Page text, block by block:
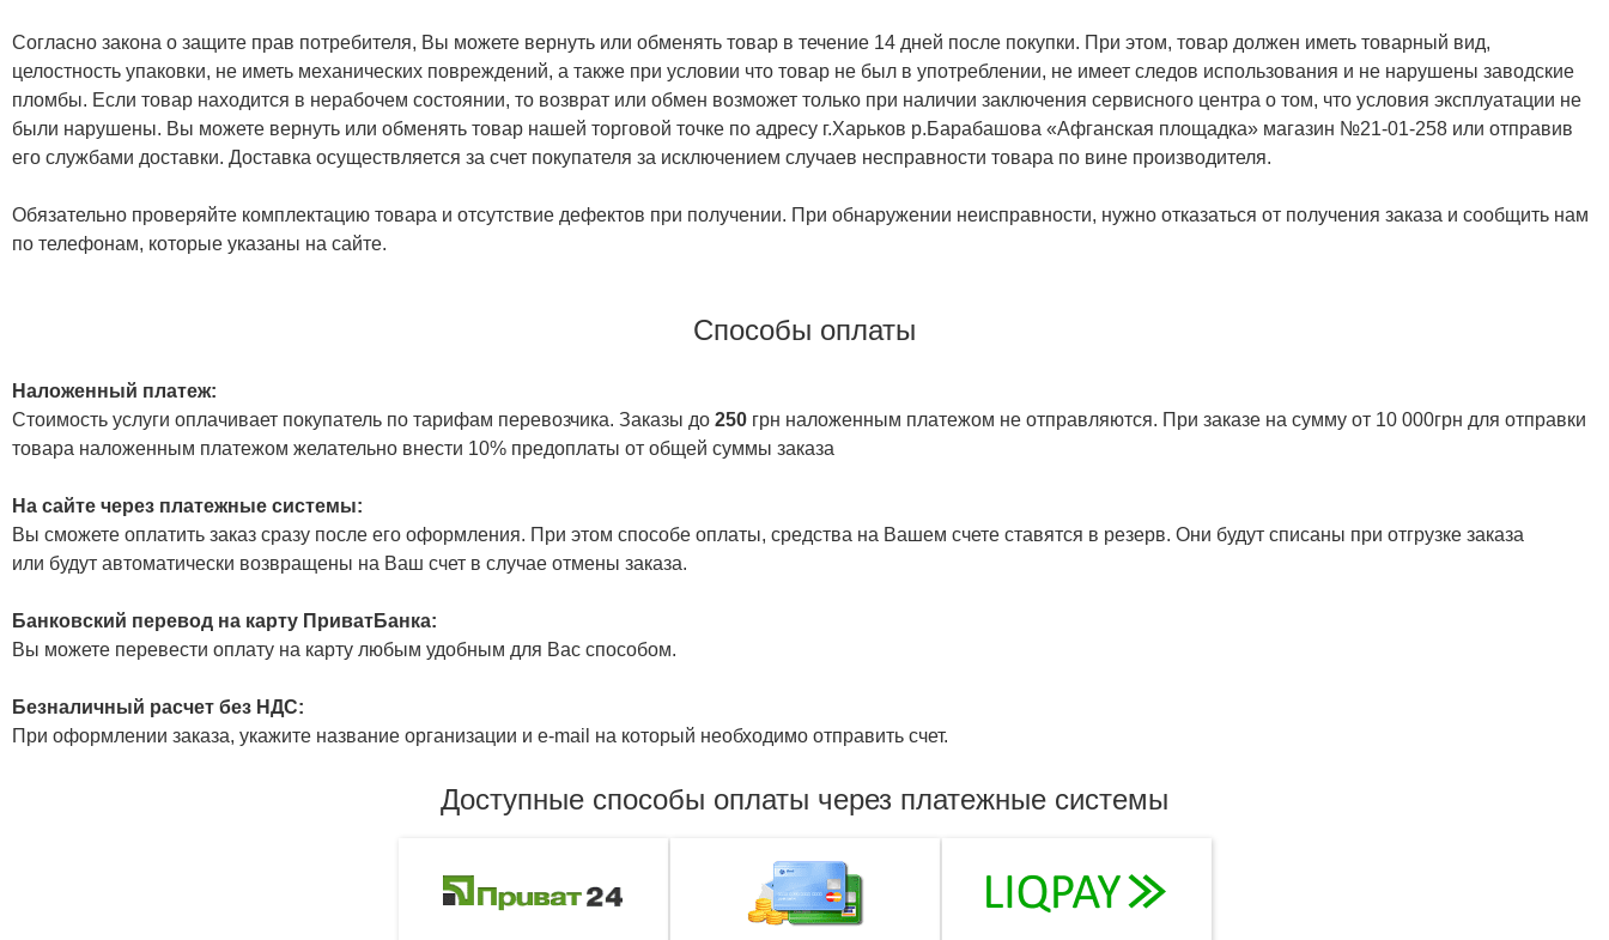
Согласно закона о защите прав потребителя, Вы можете вернуть или обменять товар в течение 14 дней после покупки. При этом, товар должен иметь товарный вид,
целостность упаковки, не иметь механических повреждений, а также при условии что товар не был в употреблении, не имеет следов использования и не нарушены заводские
пломбы. Если товар находится в нерабочем состоянии, то возврат или обмен возможет только при наличии заключения сервисного центра о том, что условия эксплуатации не
были нарушены. Вы можете вернуть или обменять товар нашей торговой точке по адресу г.Харьков р.Барабашова «Афганская площадка» магазин №21-01-258 или отправив
его службами доставки. Доставка осуществляется за счет покупателя за исключением случаев несправности товара по вине производителя.
Обязательно проверяйте комплектацию товара и отсутствие дефектов при получении. При обнаружении неисправности, нужно отказаться от получения заказа и сообщить нам
по телефонам, которые указаны на сайте.
Способы оплаты
Наложенный платеж:
Стоимость услуги оплачивает покупатель по тарифам перевозчика. Заказы до 250 грн наложенным платежом не отправляются. При заказе на сумму от 10 000грн для отправки
товара наложенным платежом желательно внести 10% предоплаты от общей суммы заказа
На сайте через платежные системы:
Вы сможете оплатить заказ сразу после его оформления. При этом способе оплаты, средства на Вашем счете ставятся в резерв. Они будут списаны при отгрузке заказа
или будут автоматически возвращены на Ваш счет в случае отмены заказа.
Банковский перевод на карту ПриватБанка:
Вы можете перевести оплату на карту любым удобным для Вас способом.
Безналичный расчет без НДС:
При оформлении заказа, укажите название организации и e-mail на который необходимо отправить счет.
Доступные способы оплаты через платежные системы